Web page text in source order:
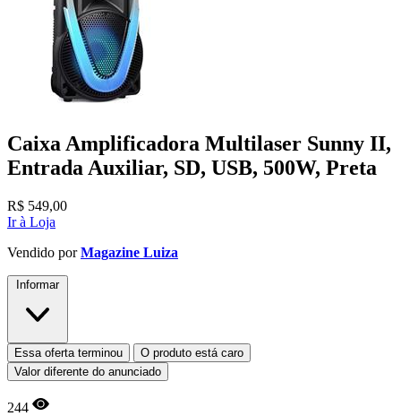
Caixa Amplificadora Multilaser Sunny II,
Entrada Auxiliar, SD, USB, 500W, Preta
R$ 549,00
Ir à Loja
Vendido porMagazine Luiza
Informar
Essa oferta terminou
O produto está caro
Valor diferente do anunciado
244